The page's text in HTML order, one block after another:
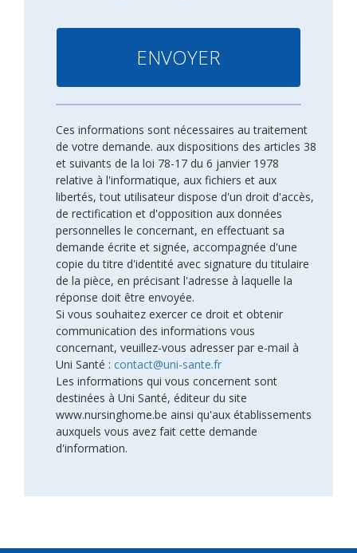
Ces informations sont nécessaires au traitement
de votre demande. aux dispositions des articles 38
et suivants de la loi 78-17 du 6 janvier 1978
relative à l'informatique, aux fichiers et aux
libertés, tout utilisateur dispose d'un droit d'accès,
de rectification et d'opposition aux données
personnelles le concernant, en effectuant sa
demande écrite et signée, accompagnée d'une
copie du titre d'identité avec signature du titulaire
de la pièce, en précisant l'adresse à laquelle la
réponse doit être envoyée.
Si vous souhaitez exercer ce droit et obtenir
communication des informations vous
concernant, veuillez-vous adresser par e-mail à
Uni Santé : contact@uni-sante.fr
Les informations qui vous concernent sont
destinées à Uni Santé, éditeur du site
www.nursinghome.be ainsi qu'aux établissements
auxquels vous avez fait cette demande
d'information.